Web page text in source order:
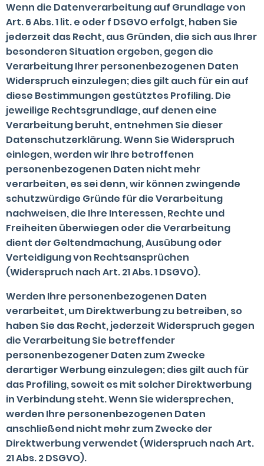
Wenn die Datenverarbeitung auf Grundlage von
Art. 6 Abs. 1 lit. e oder f DSGVO erfolgt, haben Sie
jederzeit das Recht, aus Gründen, die sich aus Ihrer
besonderen Situation ergeben, gegen die
Verarbeitung Ihrer personenbezogenen Daten
Widerspruch einzulegen; dies gilt auch für ein auf
diese Bestimmungen gestütztes Profiling. Die
jeweilige Rechtsgrundlage, auf denen eine
Verarbeitung beruht, entnehmen Sie dieser
Datenschutzerklärung. Wenn Sie Widerspruch
einlegen, werden wir Ihre betroffenen
personenbezogenen Daten nicht mehr
verarbeiten, es sei denn, wir können zwingende
schutzwürdige Gründe für die Verarbeitung
nachweisen, die Ihre Interessen, Rechte und
Freiheiten überwiegen oder die Verarbeitung
dient der Geltendmachung, Ausübung oder
Verteidigung von Rechtsansprüchen
(Widerspruch nach Art. 21 Abs. 1 DSGVO).
Werden Ihre personenbezogenen Daten
verarbeitet, um Direktwerbung zu betreiben, so
haben Sie das Recht, jederzeit Widerspruch gegen
die Verarbeitung Sie betreffender
personenbezogener Daten zum Zwecke
derartiger Werbung einzulegen; dies gilt auch für
das Profiling, soweit es mit solcher Direktwerbung
in Verbindung steht. Wenn Sie widersprechen,
werden Ihre personenbezogenen Daten
anschließend nicht mehr zum Zwecke der
Direktwerbung verwendet (Widerspruch nach Art.
21 Abs. 2 DSGVO).